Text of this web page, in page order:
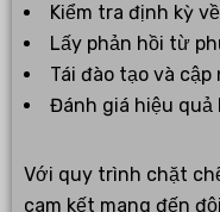
Kiểm tra định kỳ
Lấy phản hồi từ
Tái đào tạo và
Đánh giá hiệu quả
Với quy trình chặt
cam kết mang đến